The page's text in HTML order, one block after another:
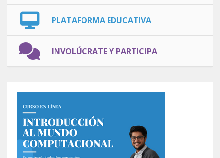
PLATAFORMA EDUCATIVA
INVOLÚCRATE Y PARTICIPA